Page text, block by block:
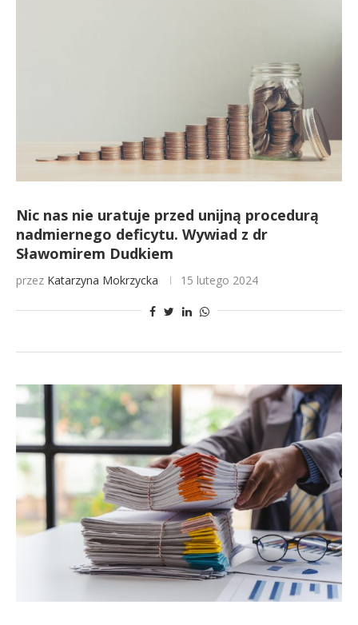
Nic nas nie uratuje przed unijną procedurą
nadmiernego deficytu. Wywiad z dr
Sławomirem Dudkiem
przez Katarzyna Mokrzycka 15 lutego 2024